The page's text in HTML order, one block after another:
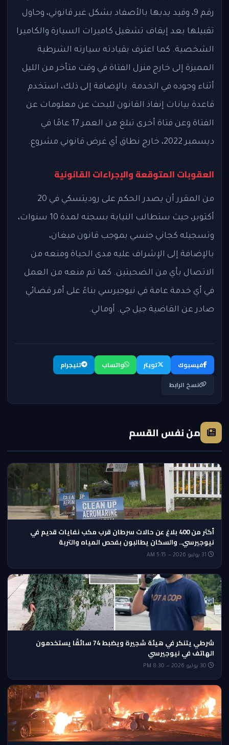
رقم 9، وقيد يديها بالأصفاد بشكل غير قانوني، وحاول
تقبيلها بعد إيقاف تشغيل كاميرات السيارة والكاميرا
الشخصية. كما اعترف بقيادته سيارته الشرطية
المميزة إلى خارج منزل الفتاة في وقت متأخر من الليل
أثناء وجوده في الخدمة. بالإضافة إلى ذلك، استخدم
قاعدة بيانات إنفاذ القانون للبحث عن معلومات عن
الفتاة وعن فتاة أخرى تبلغ من العمر 17 عامًا في
ديسمبر 2022، خارج نطاق أي غرض قانوني مشروع.
العقوبات المتوقعة والإجراءات القانونية
من المقرر أن يصدر الحكم على روديتسكي في 20
أكتوبر، حيث ستطالب النيابة بسجنه لمدة 10 سنوات،
وتسجيله كجاني جنسي بموجب قانون ميغان،
بالإضافة إلى الإشراف عليه مدى الحياة ومنعه من
الاتصال بأي من الضحيتين. كما تم منعه من العمل
في أي خدمة عامة في نيوجيرسي بناءً على أمر قضائي
صادر عن القاضية جيل جي. أومالي.
فيسبوك تويتر واتساب
تليجرام
نسخ الرابط
من نفس القسم
أكثر من 400 بلاغ عن حالات سرطان قرب مكب نفايات قديم في
نيوجيرسي.. والسكان يطالبون بفحص المياه والتربة
شرطي يتنكر في هيئة شجيرة ويضبط 74 سائقًا يستخدمون
الهاتف في نيوجيرسي